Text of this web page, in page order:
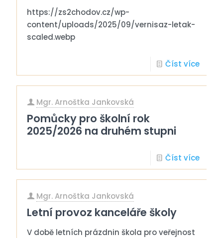
https://zs2chodov.cz/wp-
content/uploads/2025/09/vernisaz-letak-
scaled.webp
Číst více
Mgr. Arnoštka Jankovská
Pomůcky pro školní rok
2025/2026 na druhém stupni
Číst více
Mgr. Arnoštka Jankovská
Letní provoz kanceláře školy
V době letních prázdnin škola pro veřejnost